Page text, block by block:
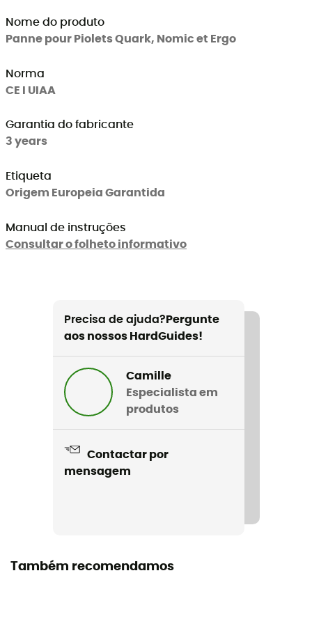
Nome do produto
Panne pour Piolets Quark, Nomic et Ergo
Norma
CE I UIAA
Garantia do fabricante
3 years
Etiqueta
Origem Europeia Garantida
Manual de instruções
Consultar o folheto informativo
Precisa de ajuda? Pergunte
aos nossos HardGuides!
Camille
Especialista em
produtos
Contactar por
mensagem
Também recomendamos